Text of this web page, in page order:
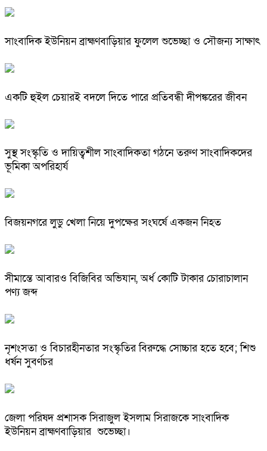
সাংবাদিক ইউনিয়ন ব্রাহ্মণবাড়িয়ার ফুলেল শুভেচ্ছা ও সৌজন্য সাক্ষাৎ
একটি হুইল চেয়ারই বদলে দিতে পারে প্রতিবন্ধী দীপঙ্করের জীবন
সুস্থ সংস্কৃতি ও দায়িত্বশীল সাংবাদিকতা গঠনে তরুণ সাংবাদিকদের
ভূমিকা অপরিহার্য
বিজয়নগরে লুডু খেলা নিয়ে দুপক্ষের সংঘর্ষে একজন নিহত
সীমান্তে আবারও বিজিবির অভিযান, অর্ধ কোটি টাকার চোরাচালান
পণ্য জব্দ
নৃশংসতা ও বিচারহীনতার সংস্কৃতির বিরুদ্ধে সোচ্চার হতে হবে; শিশু
ধর্ষন সুবর্ণচর
জেলা পরিষদ প্রশাসক সিরাজুল ইসলাম সিরাজকে সাংবাদিক
ইউনিয়ন ব্রাহ্মণবাড়িয়ার শুভেচ্ছা।